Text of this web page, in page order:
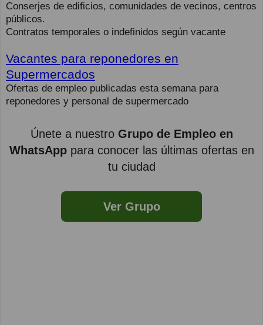
Conserjes de edificios, comunidades de vecinos, centros
públicos.
Contratos temporales o indefinidos según vacante
Vacantes para reponedores en
Supermercados
Ofertas de empleo publicadas esta semana para
reponedores y personal de supermercado
Únete a nuestro Grupo de Empleo en
WhatsApppara conocer las últimas ofertas en
tu ciudad
Ver Grupo